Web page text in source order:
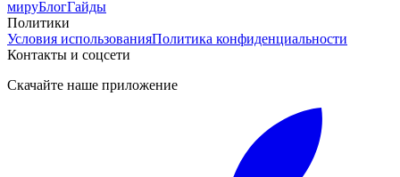
мируБлогГайды
Политики
Условия использованияПолитика конфиденциальности
Контакты и соцсети
Скачайте наше приложение